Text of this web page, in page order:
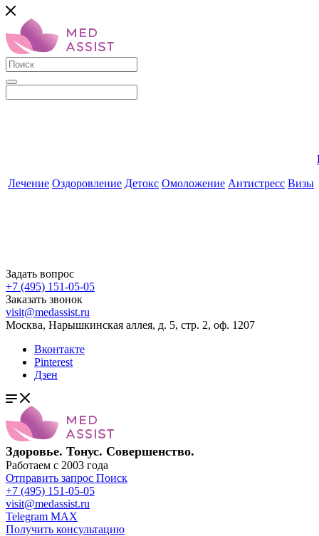
Лечение Оздоровление Детокс Омоложение Антистресс Визы
Задать вопрос
+7 (495) 151-05-05
Заказать звонок
visit@medassist.ru
Москва, Нарышкинская аллея, д. 5, стр. 2, оф. 1207
Вконтакте
Pinterest
Дзен
Здоровье. Тонус. Совершенство.
Работаем с 2003 года
Отправить запрос Поиск
+7 (495) 151-05-05
visit@medassist.ru
Telegram MAX
Получить консультацию